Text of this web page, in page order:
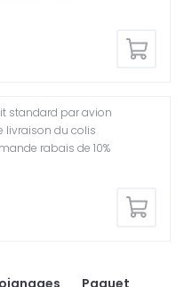
standard par avion
livraison du colis
rabais de 10%
Paquet